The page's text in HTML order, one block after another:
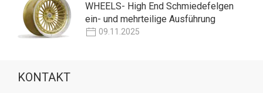
WHEELS- High End Schmiedefelgen
ein- und mehrteilige Ausführung
09.11.2025
KONTAKT